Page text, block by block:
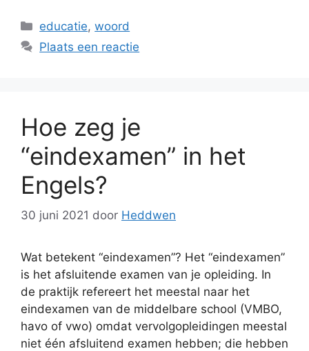
Categorieën
educatie,woord
Plaats een reactie
Hoe zeg je
“eindexamen” in het
Engels?
30 juni 2021 door Heddwen
Wat betekent “eindexamen”? Het “eindexamen”
is het afsluitende examen van je opleiding. In
de praktijk refereert het meestal naar het
eindexamen van de middelbare school (VMBO,
havo of vwo) omdat vervolgopleidingen meestal
niet één afsluitend examen hebben; die hebben